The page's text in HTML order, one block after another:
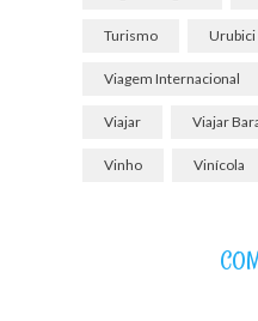
Turismo Urubici
Viagem Internacional
Viajar Viajar
Vinho Vinícola